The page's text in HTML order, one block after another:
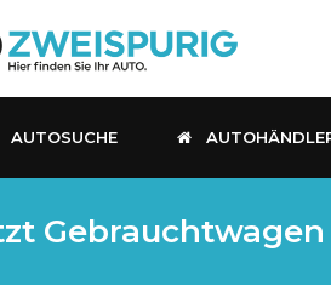
AUTOSUCHE